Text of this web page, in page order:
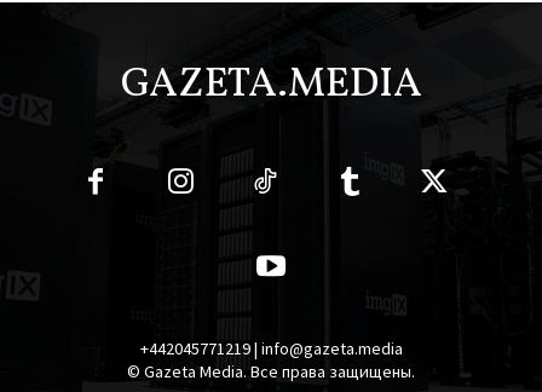
GAZETA.MEDIA
+442045771219 | info@gazeta.media
© Gazeta Media. Все права защищены.